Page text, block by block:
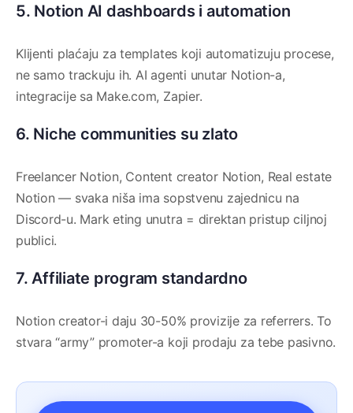
5. Notion AI dashboards i automation
Klijenti plaćaju za templates koji automatizuju procese,
ne samo trackuju ih. AI agenti unutar Notion-a,
integracije sa Make.com, Zapier.
6. Niche communities su zlato
Freelancer Notion, Content creator Notion, Real estate
Notion — svaka niša ima sopstvenu zajednicu na
Discord-u. Mark eting unutra = direktan pristup ciljnoj
publici.
7. Affiliate program standardno
Notion creator-i daju 30-50% provizije za referrers. To
stvara “army” promoter-a koji prodaju za tebe pasivno.